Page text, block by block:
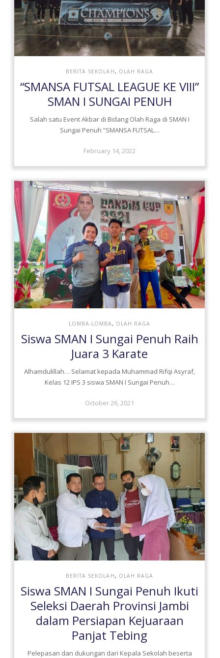
BERITA SEKOLAH, OLAH RAGA
“SMANSA FUTSAL LEAGUE KE VIII”
SMAN I SUNGAI PENUH
Salah satu Event Akbar di Bidang Olah Raga di SMAN I
Sungai Penuh “SMANSA FUTSAL…
February 14, 2022
LOMBA-LOMBA, OLAH RAGA
Siswa SMAN I Sungai Penuh Raih
Juara 3 Karate
Alhamdulillah… Selamat kepada Muhammad Rifqi Asyraf,
Kelas 12 IPS 3 siswa SMAN I Sungai Penuh…
October 26, 2021
BERITA SEKOLAH , OLAH RAGA
Siswa SMAN I Sungai Penuh Ikuti
Seleksi Daerah Provinsi Jambi
dalam Persiapan Kejuaraan
Panjat Tebing
Pelepasan dan dukungan dari Kepala Sekolah beserta